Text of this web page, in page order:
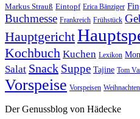
Markus Strauß Eintopf Erica Bänziger
Buchmesse Frankreich Frühstück
Hauptgericht
Kochbuch Kuchen Lexikon
Salat Snack Suppe Tajine Tom
Vorspeise Vorspeisen Weihnachten
Der Genussblog von Hädecke